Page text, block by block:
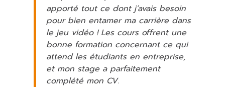
apporté tout ce dont j’avais besoin
pour bien entamer ma carrière dans
le jeu vidéo ! Les cours offrent une
bonne formation concernant ce qui
attend les étudiants en entreprise,
et mon stage a parfaitement
complété mon CV.